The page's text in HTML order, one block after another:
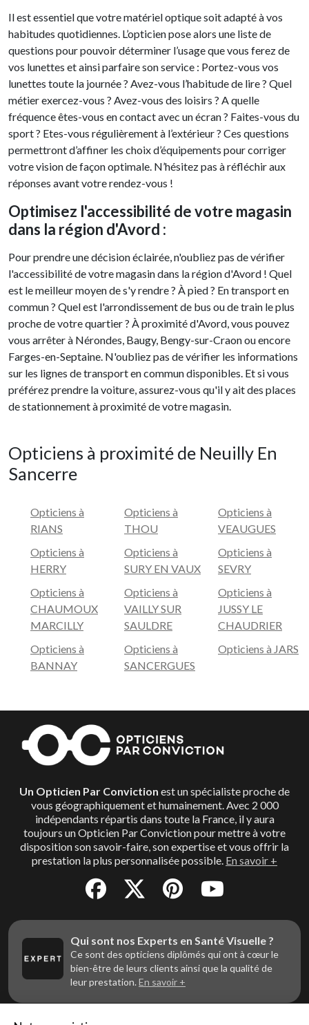
Il est essentiel que votre matériel optique soit adapté à vos
habitudes quotidiennes. L’opticien pose alors une liste de
questions pour pouvoir déterminer l’usage que vous ferez de
vos lunettes et ainsi parfaire son service : Portez-vous vos
lunettes toute la journée ? Avez-vous l’habitude de lire ? Quel
métier exercez-vous ? Avez-vous des loisirs ? A quelle
fréquence êtes-vous en contact avec un écran ? Faites-vous du
sport ? Etes-vous régulièrement à l’extérieur ? Ces questions
permettront d’affiner les choix d’équipements pour corriger
votre vision de façon optimale. N’hésitez pas à réfléchir aux
réponses avant votre rendez-vous !
Optimisez l'accessibilité de votre magasin
dans la région d'Avord :
Pour prendre une décision éclairée, n'oubliez pas de vérifier
l'accessibilité de votre magasin dans la région d'Avord ! Quel
est le meilleur moyen de s'y rendre ? À pied ? En transport en
commun ? Quel est l'arrondissement de bus ou de train le plus
proche de votre quartier ? À proximité d'Avord, vous pouvez
vous arrêter à Nérondes, Baugy, Bengy-sur-Craon ou encore
Farges-en-Septaine. N'oubliez pas de vérifier les informations
sur les lignes de transport en commun disponibles. Et si vous
préférez prendre la voiture, assurez-vous qu'il y ait des places
de stationnement à proximité de votre magasin.
Opticiens à proximité de Neuilly En
Sancerre
Opticiens à
RIANS
Opticiens à
HERRY
Opticiens à
CHAUMOUX
MARCILLY
Opticiens à
BANNAY
Opticiens à
THOU
Opticiens à
SURY EN VAUX
Opticiens à
VAILLY SUR
SAULDRE
Opticiens à
SANCERGUES
Opticiens à
VEAUGUES
Opticiens à
SEVRY
Opticiens à
JUSSY LE
CHAUDRIER
Opticiens à JARS
Un Opticien Par Conviction est un spécialiste proche de
vous géographiquement et humainement. Avec 2 000
indépendants répartis dans toute la France, il y aura
toujours un Opticien Par Conviction pour mettre à votre
disposition son savoir-faire, son expertise et vous offrir la
prestation la plus personnalisée possible. En savoir +
Qui sont nos Experts en Santé Visuelle ?
Ce sont des opticiens diplômés qui ont à cœur le
bien-être de leurs clients ainsi que la qualité de
leur prestation.En savoir +